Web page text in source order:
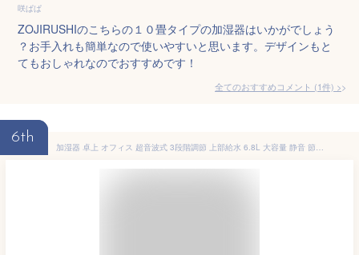
咲ぱぱ
ZOJIRUSHIのこちらの１０畳タイプの加湿器はいかがでしょう
？お手入れも簡単なので使いやすいと思います。デザインもと
てもおしゃれなのでおすすめです！
全てのおすすめコメント (1件) >
6th
加湿器 卓上 オフィス 超音波式 3段階調節 上部給水 6.8L 大容量 静音 節電 部屋 寝室 リビング 木造約12畳 プレハブ約18畳 お手入れ簡単 ミスト調節 夜灯 超音波加湿器 ミニ加湿器 加湿器コンパクト 卓上加湿器 おしゃれ ウィルス対策 省エネ 軽量 枕元卓上加湿器 送料無料